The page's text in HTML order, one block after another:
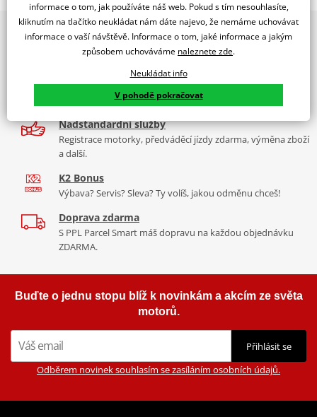
dealer značky NG
Pevný, D245, d115, t4,02x multibrand showroom
9 značek motocyklů, servis, oblečení, doplňky i náhradní
díly, to vše v Praze a Liberci
Více než 30 let zkušeností
Za řídítky motorek, v servisu i prodeji moto vybavení
Nadstandardní služby
Registrace motorky, předváděcí jízdy zdarma, výměna zboží
a další.
K2 Bonus
Výbava? Servis? Sleva? Ty volíš, jakou odměnu chceš!
Doprava zdarma
S PPL Parcel Smart máš dopravu na každou objednávku
ZDARMA.
Buďte o jednu stopu blíž k novinkám a akcím ze světa
motorů.
Přihlásit se
Odběrem novinek souhlasím se zasíláním osobních údajů.
informace o tom, jak používáte náš web. Pokud s tím nesouhlasíte,
kliknutím na tlačítko neukládat nám dáte najevo, že nemáme uchovávat
informace o vaší návštěvě. Informace o tom, jaké informace a jakým
způsobem uchováváme naleznete zde.
Neukládat info
V pohodě pokračovat